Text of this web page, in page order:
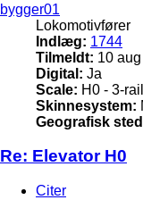
bygger01
Lokomotivfører
Indlæg: 1744
Tilmeldt: 10
Digital: Ja
Scale: H0 - 3-rail
Skinnesystem:
Geografisk
Re: Elevator H0
Citer